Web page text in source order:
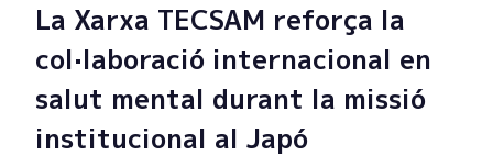
La Xarxa TECSAM reforça la
col·laboració internacional en
salut mental durant la missió
institucional al Japó